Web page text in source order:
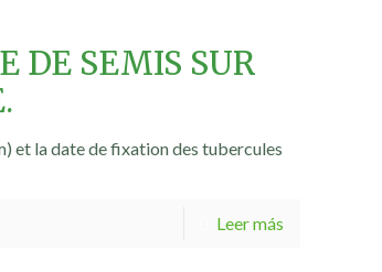
DE SEMIS SUR
et la date de fixation des tubercules
Leer más